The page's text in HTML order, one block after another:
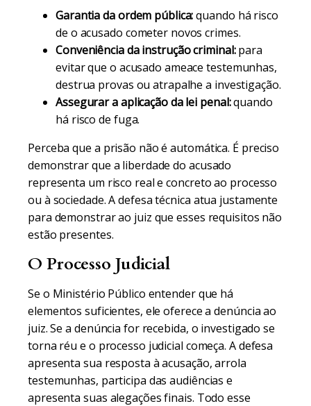
Garantia da ordem pública:quando há risco
de o acusado cometer novos crimes.
Conveniência da instrução criminal:para
evitar que o acusado ameace testemunhas,
destrua provas ou atrapalhe a investigação.
Assegurar a aplicação da lei penal:quando
há risco de fuga.
Perceba que a prisão não é automática. É preciso
demonstrar que a liberdade do acusado
representa um risco real e concreto ao processo
ou à sociedade. A defesa técnica atua justamente
para demonstrar ao juiz que esses requisitos não
estão presentes.
O Processo Judicial
Se o Ministério Público entender que há
elementos suficientes, ele oferece a denúncia ao
juiz. Se a denúncia for recebida, o investigado se
torna réu e o processo judicial começa. A defesa
apresenta sua resposta à acusação, arrola
testemunhas, participa das audiências e
apresenta suas alegações finais. Todo esse